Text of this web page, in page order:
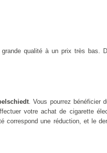
qualité à un prix très bas.
. Vous pourrez bénéficier
votre achat de cigarette
une réduction, et le